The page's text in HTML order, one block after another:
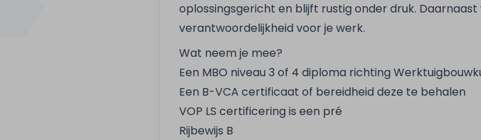
oplossingsgericht en blijft rustig onder druk.
verantwoordelijkheid voor je werk.
Wat neem je mee?
Een MBO niveau 3 of 4 diploma richting
Een B-VCA certificaat of bereidheid deze te behalen
VOP LS certificering is een pré
Rijbewijs B